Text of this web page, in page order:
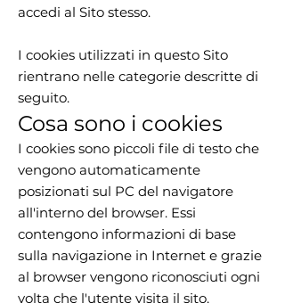
accedi al Sito stesso.
I cookies utilizzati in questo Sito
rientrano nelle categorie descritte di
seguito.
Cosa sono i cookies
I cookies sono piccoli file di testo che
vengono automaticamente
posizionati sul PC del navigatore
all'interno del browser. Essi
contengono informazioni di base
sulla navigazione in Internet e grazie
al browser vengono riconosciuti ogni
volta che l'utente visita il sito.